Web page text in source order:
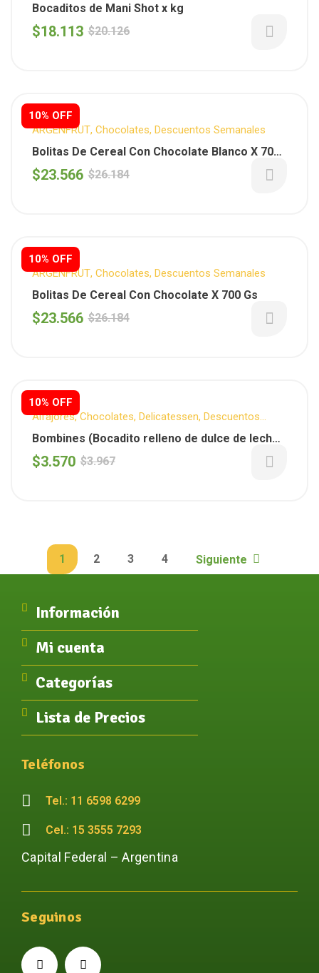
Bocaditos de Mani Shot x kg
$20.126
$18.113
10% OFF
ARGENFRUT, Chocolates, Descuentos Semanales
Bolitas De Cereal Con Chocolate Blanco X 700
Gs.
$26.184
$23.566
10% OFF
ARGENFRUT, Chocolates, Descuentos Semanales
Bolitas De Cereal Con Chocolate X 700 Gs
$26.184
$23.566
10% OFF
Alfajores,Chocolates, Delicatessen, Descuentos
Semanales MINUE ,Snack Dulce ,Snacks
Bombines (Bocadito relleno de dulce de leche
bañado con chocolate) 8 unidades x250g
(MINUE)
$3.967
$3.570
1 2 3 4 Siguiente
Información
Mi cuenta
Categorías
Lista de Precios
Teléfonos
Tel.: 11 6598 6299
Cel.: 15 3555 7293
Capital Federal – Argentina
Seguinos